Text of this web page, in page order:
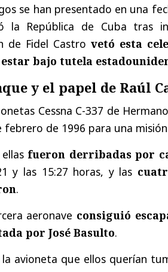
se han presentado en una
la República de Cuba tras
de Fidel Castro vetó esta
estar bajo tutela
y el papel de Raúl
Cessna C-337 de
febrero de 1996 para una
fueron derribadas por
y las 15:27 horas, y las
.
aeronave consiguió
por José Basulto.
la avioneta que ellos querían